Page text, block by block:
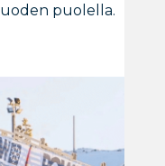
puolella.